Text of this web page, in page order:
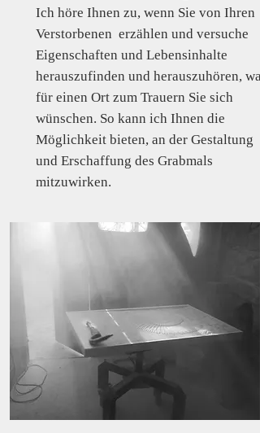
Ich höre Ihnen zu, wenn Sie von Ihren
Verstorbenen erzählen und versuche
Eigenschaften und Lebensinhalte
herauszufinden und herauszuhören, was
für einen Ort zum Trauern Sie sich
wünschen. So kann ich Ihnen die
Möglichkeit bieten, an der Gestaltung
und Erschaffung des Grabmals
mitzuwirken.